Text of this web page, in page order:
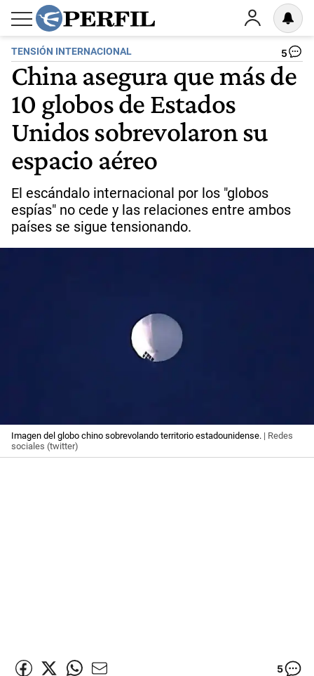
TENSIÓN INTERNACIONAL 5
China asegura que más de
10 globos de Estados
Unidos sobrevolaron su
espacio aéreo
El escándalo internacional por los "globos
espías" no cede y las relaciones entre ambos
países se sigue tensionando.
Imagen del globo chino sobrevolando territorio estadounidense. | Redes
sociales (twitter)
5